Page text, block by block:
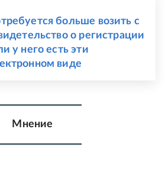
больше возить с
о регистрации
у него есть эти
виде
Мнение